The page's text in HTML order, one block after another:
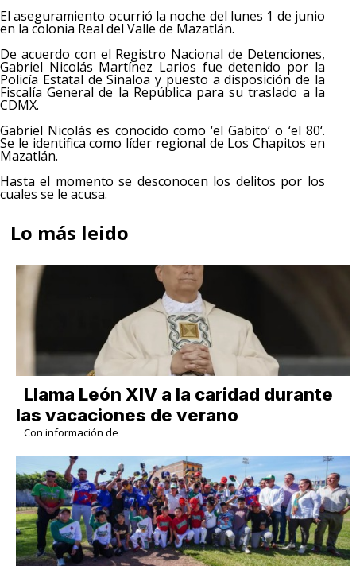
El aseguramiento ocurrió la noche del lunes 1 de junio
en la colonia Real del Valle de Mazatlán.
De acuerdo con el Registro Nacional de Detenciones,
Gabriel Nicolás Martínez Larios fue detenido por la
Policía Estatal de Sinaloa y puesto a disposición de la
Fiscalía General de la República para su traslado a la
CDMX.
Gabriel Nicolás es conocido como ‘el Gabito‘ o ‘el 80‘.
Se le identifica como líder regional de Los Chapitos en
Mazatlán.
Hasta el momento se desconocen los delitos por los
cuales se le acusa.
Lo más leido
Llama León XIV a la caridad durante
las vacaciones de verano
Con información de